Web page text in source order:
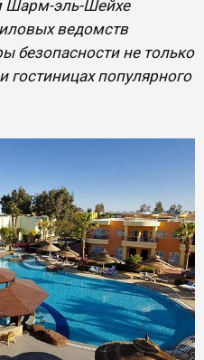
Шарм-эль-Шейхе
ведомств
безопасности не только
гостиницах популярного